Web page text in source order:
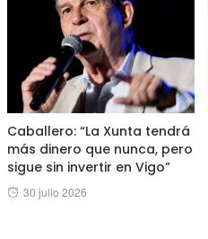
Caballero: “La Xunta tendrá
más dinero que nunca, pero
sigue sin invertir en Vigo”
Posted
30 julio 2026